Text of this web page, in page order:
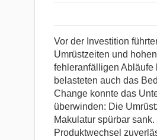
Vor der Investition
Umrüstzeiten und
fehleranfälligen Abläufe
belasteten auch das
Change konnte das
überwinden: Die
Makulatur spürbar
Produktwechsel